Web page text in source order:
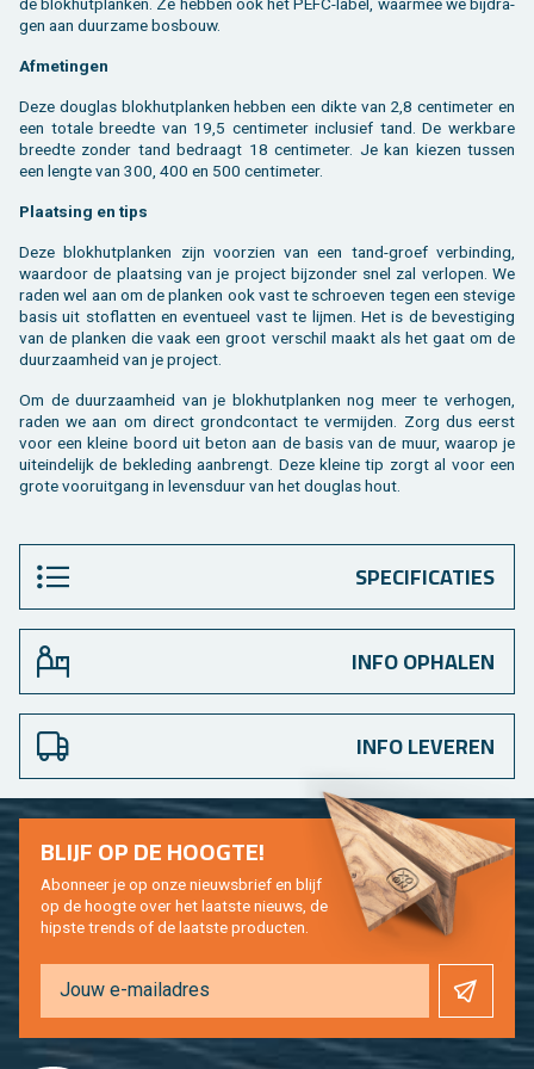
gen aan duur­za­me bos­bouw.
Af­me­tin­gen
Deze dou­g­las blok­hut­plan­ken heb­ben een dikte van 2,8 cen­ti­me­ter en
een to­ta­le breed­te van 19,5 cen­ti­me­ter in­clu­sief tand. De werk­ba­re
breed­te zon­der tand be­draagt 18 cen­ti­me­ter. Je kan kie­zen tus­sen
een leng­te van 300, 400 en 500 cen­ti­me­ter.
Plaat­sing en tips
Deze blok­hut­plan­ken zijn voor­zien van een tand-groef ver­bin­ding,
waar­door de plaat­sing van je pro­ject bij­zon­der snel zal ver­lo­pen. We
raden wel aan om de plan­ken ook vast te schroe­ven tegen een ste­vi­ge
basis uit stof­lat­ten en even­tu­eel vast te lij­men. Het is de be­ves­ti­ging
van de plan­ken die vaak een groot ver­schil maakt als het gaat om de
duur­zaam­heid van je pro­ject.
Om de duur­zaam­heid van je blok­hut­plan­ken nog meer te ver­ho­gen,
raden we aan om di­rect grond­con­tact te ver­mij­den. Zorg dus eerst
voor een klei­ne boord uit beton aan de basis van de muur, waar­op je
uit­ein­de­lijk de be­kle­ding aan­brengt. Deze klei­ne tip zorgt al voor een
grote voor­uit­gang in le­vens­duur van het dou­g­las hout.
SPECIFICATIES
INFO OPHALEN
INFO LEVEREN
BLIJF OP DE HOOG­TE!
Abon­neer je op onze nieuws­brief en blijf
op de hoog­te over het laat­ste nieuws, de
hip­s­te trends of de laat­ste pro­duc­ten.